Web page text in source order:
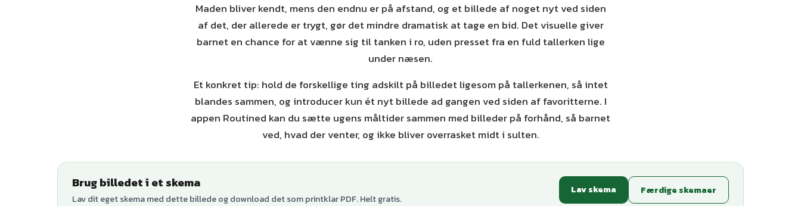
Maden bliver kendt, mens den endnu er på afstand, og et billede af noget nyt ved siden
af det, der allerede er trygt, gør det mindre dramatisk at tage en bid. Det visuelle giver
barnet en chance for at vænne sig til tanken i ro, uden presset fra en fuld tallerken lige
under næsen.
Et konkret tip: hold de forskellige ting adskilt på billedet ligesom på tallerkenen, så intet
blandes sammen, og introducer kun ét nyt billede ad gangen ved siden af favoritterne. I
appen Routined kan du sætte ugens måltider sammen med billeder på forhånd, så barnet
ved, hvad der venter, og ikke bliver overrasket midt i sulten.
Brug billedet i et skema
Lav dit eget skema med dette billede og download det som printklar PDF. Helt gratis.
Lav skema Færdige skemaer